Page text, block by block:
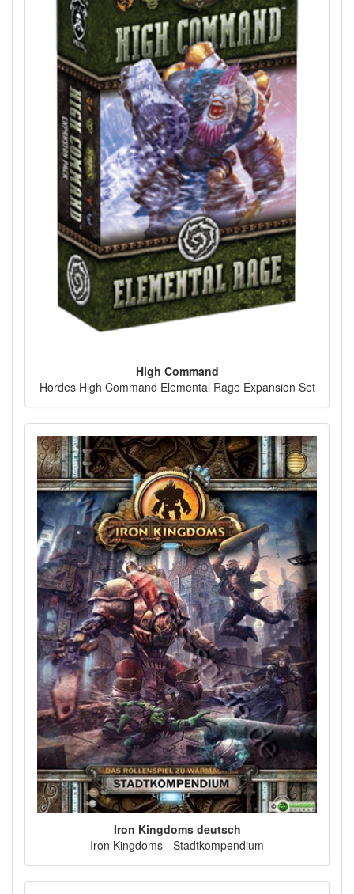
High Command
Hordes High Command Elemental Rage Expansion Set
Iron Kingdoms deutsch
Iron Kingdoms - Stadtkompendium